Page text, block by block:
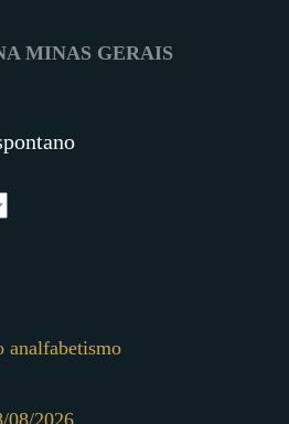
MINAS GERAIS
analfabetismo
08/2026